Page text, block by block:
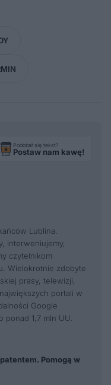
Podobał się tekst?
Postaw nam kawę!
Lublina.
interweniujemy,
czytelnikom
Wielokrotnie zdobyte
prasy, telewizji,
portali w
Google
1,7 mln UU.
Pomogą w